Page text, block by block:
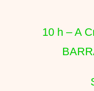
10 h – A